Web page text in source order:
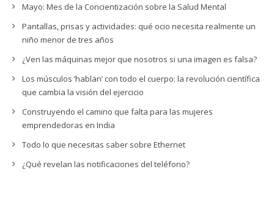
Mayo: Mes de la Concientización sobre la Salud Mental
Pantallas, prisas y actividades: qué ocio necesita realmente un
niño menor de tres años
¿Ven las máquinas mejor que nosotros si una imagen es falsa?
Los músculos ‘hablan’ con todo el cuerpo: la revolución científica
que cambia la visión del ejercicio
Construyendo el camino que falta para las mujeres
emprendedoras en India
Todo lo que necesitas saber sobre Ethernet
¿Qué revelan las notificaciones del teléfono?